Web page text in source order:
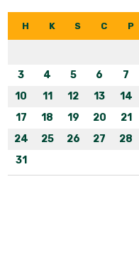
H K S C P
3
4 5 6 7
10
11 12 13 14
17
18 19 20 21
24
25 26 27 28
31